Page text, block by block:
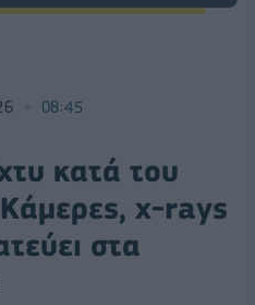
08:45
κατά του
x-rays
στα